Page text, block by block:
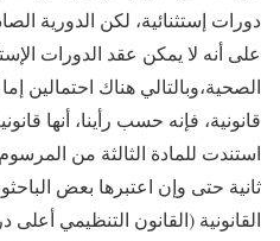
دورات إستثنائية، لكن الدورية
على أنه لا يمكن عقد الدورات
الصحية،وبالتالي هناك احتمالين
قانونية، فإنه حسب رأينا، أنها
ثانية حتى وإن اعتبرها بعض
القانونية (القانون التنظيمي